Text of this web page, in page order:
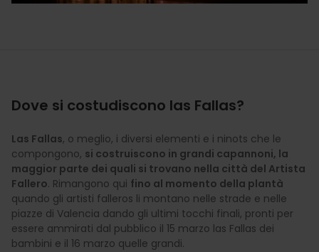
Dove si costudiscono las Fallas?
Las Fallas, o meglio, i diversi elementi e i ninots che le
compongono, si costruiscono in grandi capannoni, la
maggior parte dei quali si trovano nella città del Artista
Fallero. Rimangono qui fino al momento della plantà
quando gli artisti falleros li montano nelle strade e nelle
piazze di Valencia dando gli ultimi tocchi finali, pronti per
essere ammirati dal pubblico il 15 marzo las Fallas dei
bambini e il 16 marzo quelle grandi.